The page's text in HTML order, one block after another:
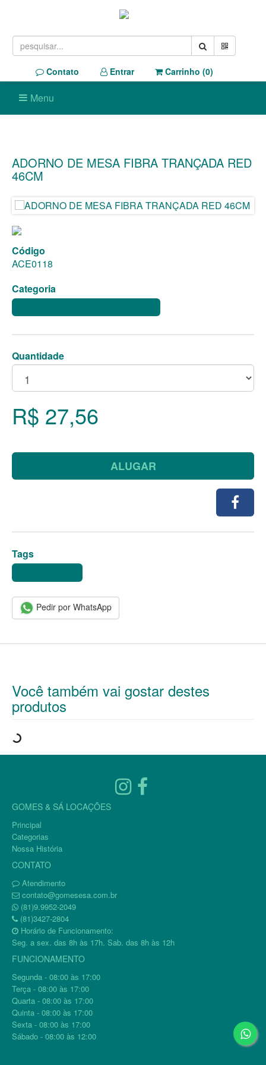
Contato Entrar Carrinho (0)
Menu
ADORNO DE MESA FIBRA TRANÇADA RED
46CM
Código
ACE0118
Categoria
Quantidade
R$ 27,56
ALUGAR
Tags
Pedir por WhatsApp
Você também vai gostar destes
produtos
GOMES & SÁ LOCAÇÕES
Principal
Categorias
Nossa História
CONTATO
Atendimento
contato@gomesesa.com.br
(81)9.9952-2049
(81)3427-2804
Horário de Funcionamento:
Seg. a sex. das 8h às 17h. Sab. das 8h às 12h
FUNCIONAMENTO
Segunda - 08:00 às 17:00
Terça - 08:00 às 17:00
Quarta - 08:00 às 17:00
Quinta - 08:00 às 17:00
Sexta - 08:00 às 17:00
Sábado - 08:00 às 12:00